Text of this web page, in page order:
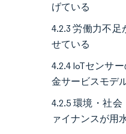
げている
4.2.3 労働力不
せている
4.2.4 IoTセンサ
金サービスモデ
4.2.5 環境・社
ァイナンスが用